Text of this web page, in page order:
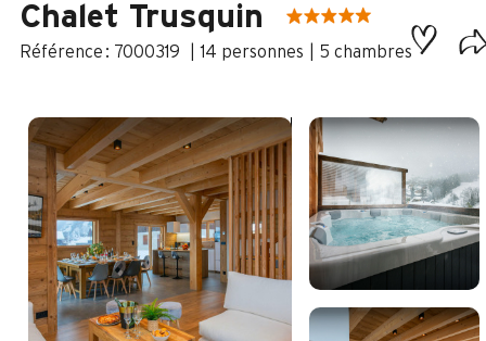
Chalet Trusquin
: 7000319 14 personnes 5 chambres